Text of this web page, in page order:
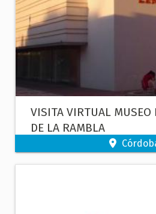
VISITA VIRTUAL MUSEO
DE LA RAMBLA